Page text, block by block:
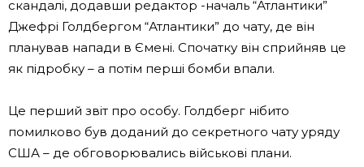
скандалі, додавши редактор -началь “Атлантики”
Джефрі Голдбергом “Атлантики” до чату, де він
планував напади в Ємені. Спочатку він сприйняв це
як підробку – а потім перші бомби впали.
Це перший звіт про особу. Голдберг нібито
помилково був доданий до секретного чату уряду
США – де обговорювались військові плани.